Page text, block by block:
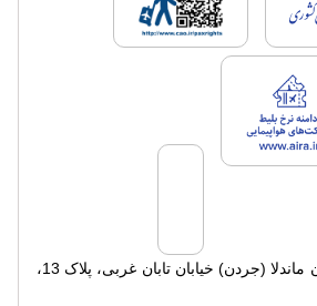
لایسنس های فروش سفرتاپ
تهران، خیابان نلسون ماندلا (جردن) خیابان تابان غربی، پلاک 13،